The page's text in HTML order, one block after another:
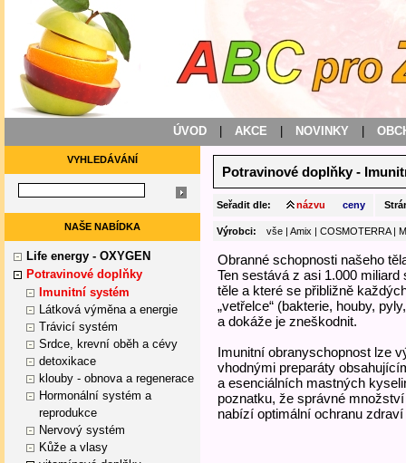
ÚVOD AKCE NOVINKY
VYHLEDÁVÁNÍ
NAŠE NABÍDKA
Life energy - OXYGEN
Potravinové doplňky
Imunitní systém
Látková výměna a energie
Trávicí systém
Srdce, krevní oběh a cévy
detoxikace
klouby - obnova a regenerace
Hormonální systém a
reprodukce
Nervový systém
Kůže a vlasy
Potravinové doplňky -
Seřadit dle: názvu ceny
Výrobci: vše | Amix | COSMOTERRA|
Obranné schopnosti našeho
Ten sestává z asi 1.000
těle a které se přibližně
„vetřelce“ (bakterie, houby,
a dokáže je zneškodnit.
Imunitní obranyschopnost lze
vhodnými preparáty
a esenciálních mastných
poznatku, že správné
nabízí optimální ochranu